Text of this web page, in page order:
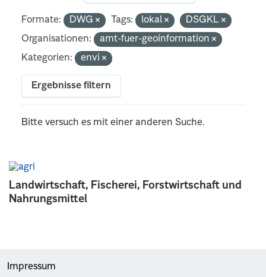
Landwirtschaft, Fischerei, Forstwirtschaft und
Nahrungsmittel
Formate: DWG Tags: lokal
DSGKL
Organisationen:
amt-fuer-geoinformation
Kategorien:
envi
Ergebnisse filtern
Bitte versuch es mit einer anderen Suche.
Impressum